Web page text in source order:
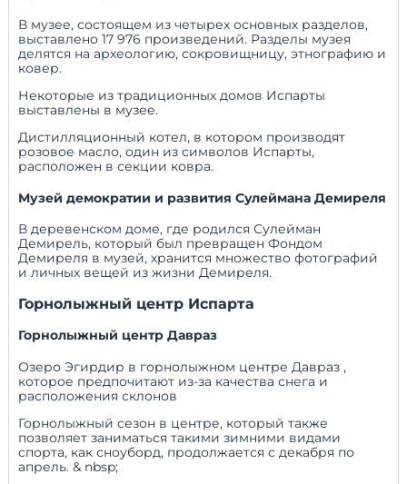
В музее, состоящем из четырех основных разделов,
выставлено 17 976 произведений. Разделы музея
делятся на археологию, сокровищницу, этнографию и
ковер.
Некоторые из традиционных домов Испарты
выставлены в музее.
Дистилляционный котел, в котором производят
розовое масло, один из символов Испарты,
расположен в секции ковра.
Музей демократии и развития Сулеймана Демиреля
В деревенском доме, где родился Сулейман
Демирель, который был превращен Фондом
Демиреля в музей, хранится множество фотографий
и личных вещей из жизни Демиреля.
Горнолыжный центр Испарта
Горнолыжный центр Давраз
Озеро Эгирдир в горнолыжном центре Давраз ,
которое предпочитают из-за качества снега и
расположения склонов
Горнолыжный сезон в центре, который также
позволяет заниматься такими зимними видами
спорта, как сноуборд, продолжается с декабря по
апрель. & nbsp;